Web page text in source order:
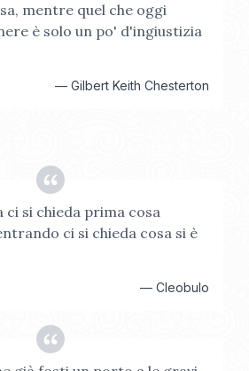
mentre quel che oggi
è solo un po' d'ingiustizia
— Gilbert Keith Chesterton
ci si chieda prima cosa
ci si chieda cosa si è
— Cleobulo